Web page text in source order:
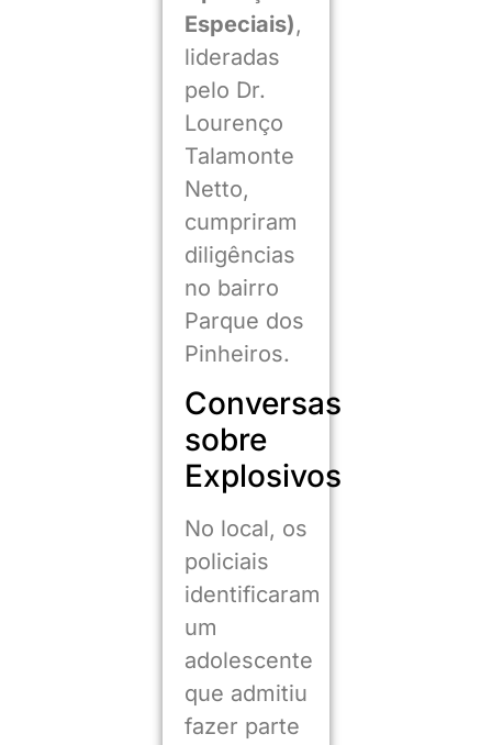
Especiais),
lideradas
pelo Dr.
Lourenço
Talamonte
Netto,
cumpriram
diligências
no bairro
Parque dos
Pinheiros.
Conversas
sobre
Explosivos
No local, os
policiais
identificaram
um
adolescente
que admitiu
fazer parte